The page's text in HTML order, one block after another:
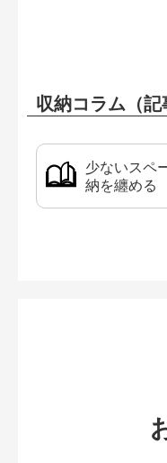
収納コラム（記
少ないスペ
納を纏める